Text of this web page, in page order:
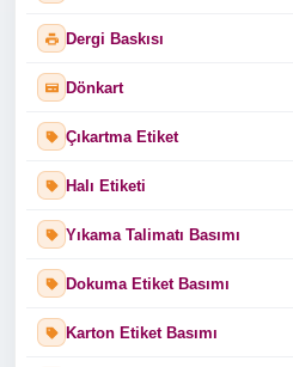
Dergi Baskısı
Dönkart
Çıkartma Etiket
Halı Etiketi
Yıkama Talimatı Basımı
Dokuma Etiket Basımı
Karton Etiket Basımı